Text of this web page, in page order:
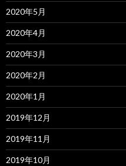
2020年5月
2020年4月
2020年3月
2020年2月
2020年1月
2019年12月
2019年11月
2019年10月